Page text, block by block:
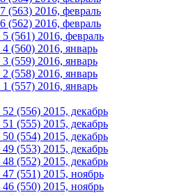
(563) 2016, февраль
(562) 2016, февраль
(561) 2016, февраль
(560) 2016, январь
(559) 2016, январь
(558) 2016, январь
(557) 2016, январь
(556) 2015, декабрь
(555) 2015, декабрь
(554) 2015, декабрь
(553) 2015, декабрь
(552) 2015, декабрь
(551) 2015, ноябрь
(550) 2015, ноябрь